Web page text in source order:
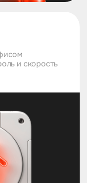
и скорость